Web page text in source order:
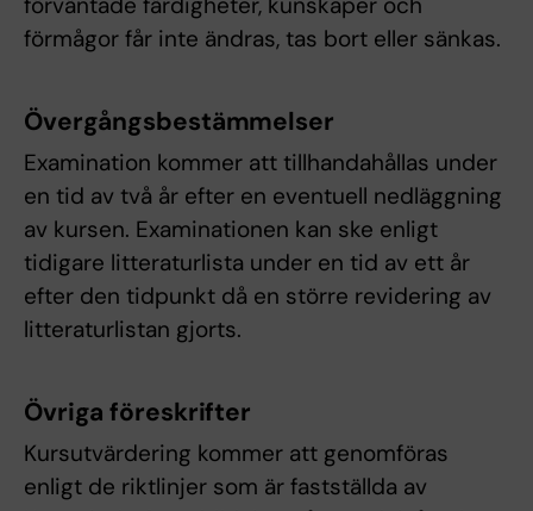
förmågor får inte ändras, tas bort eller sänkas.
Övergångsbestämmelser
Examination kommer att tillhandahållas under
en tid av två år efter en eventuell nedläggning
av kursen. Examinationen kan ske enligt
tidigare litteraturlista under en tid av ett år
efter den tidpunkt då en större revidering av
litteraturlistan gjorts.
Övriga föreskrifter
Kursutvärdering kommer att genomföras
enligt de riktlinjer som är fastställda av